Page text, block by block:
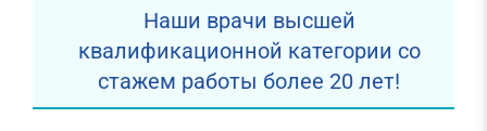
Наши врачи высшей
квалификационной категории со
стажем работы более 20 лет!